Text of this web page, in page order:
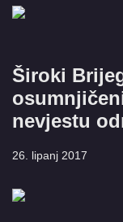
Široki
nevjestu
26. lipanj 2017